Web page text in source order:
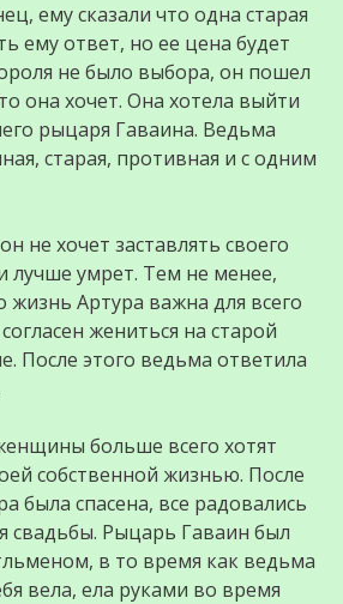
ему сказали что одна старая
ему ответ, но ее цена будет
не было выбора, он пошел
она хочет. Она хотела выйти
рыцаря Гаваина. Ведьма
старая, противная и с одним
не хочет заставлять своего
лучше умрет. Тем не менее,
жизнь Артура важна для всего
жениться на старой
После этого ведьма ответила
больше всего хотят
собственной жизнью. После
была спасена, все радовались
свадьбы. Рыцарь Гаваин был
в то время как ведьма
вела, ела руками во время